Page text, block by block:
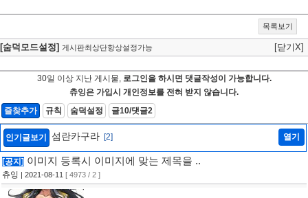
목록보기
[숨덕모드설정] 게시판최상단항상설정가능 [닫기X]
30일 이상 지난 게시물,
로그인을 하시면 댓글작성이 가능합니다.
츄잉은 가입시 개인정보를 전혀 받지 않습니다.
즐찾추가
규칙 숨덕설정 글10/댓글2
인기글보기 섬란카구라 [2] 열기
[공지] 이미지 등록시 이미지에 맞는 제목을 ..
츄잉 | 2021-08-11 [ 4973 / 2 ]